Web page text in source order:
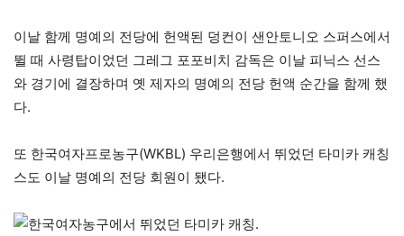
이날 함께 명예의 전당에 헌액된 덩컨이 샌안토니오 스퍼스에서
뛸 때 사령탑이었던 그레그 포포비치 감독은 이날 피닉스 선스
와 경기에 결장하며 옛 제자의 명예의 전당 헌액 순간을 함께 했
다.
또 한국여자프로농구(WKBL) 우리은행에서 뛰었던 타미카 캐칭
스도 이날 명예의 전당 회원이 됐다.